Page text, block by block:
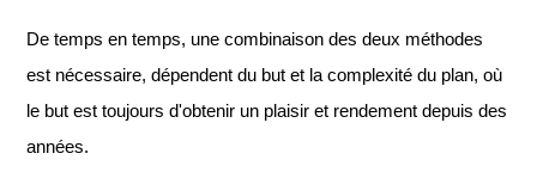
De temps en temps, une combinaison des deux méthodes
est nécessaire, dépendent du but et la complexité du plan, où
le but est toujours d'obtenir un plaisir et rendement depuis des
années.